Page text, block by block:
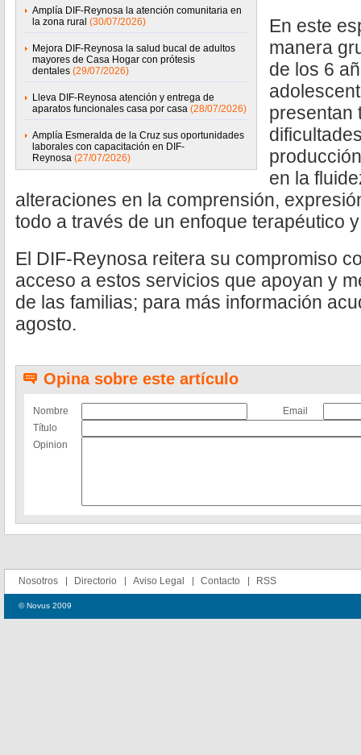
Amplía DIF-Reynosa la atención comunitaria en
la zona rural (30/07/2026)
Mejora DIF-Reynosa la salud bucal de adultos
mayores de Casa Hogar con prótesis
dentales (29/07/2026)
Lleva DIF-Reynosa atención y entrega de
aparatos funcionales casa por casa (28/07/2026)
Amplía Esmeralda de la Cruz sus oportunidades
laborales con capacitación en DIF-
Reynosa (27/07/2026)
En este
manera
de los 6
presentan
en la
alteraciones en la comprensión,
todo a través de un enfoque terapéutico
El DIF-Reynosa reitera su compromiso
acceso a estos servicios que apoyan y
de las familias; para más información
agosto.
Opina sobre este artículo
Nombre
Email
Título
Opinion
Nosotros Directorio Aviso Legal Contacto RSS
© Novus 2009